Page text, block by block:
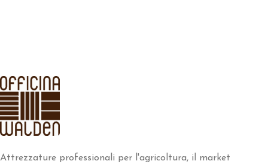
Attrezzature professionali per l'agricoltura, il market